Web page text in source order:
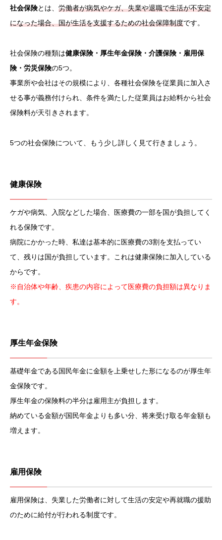
社会保険とは、 労働者が病気やケガ、失業や退職で生活が不安定
になった場合、国が生活を支援するための社会保障制度です。
社会保険の種類は健康保険・厚生年金保険・介護保険・雇用保
険・労災保険の5つ。
事業所や会社はその規模により、各種社会保険を従業員に加入さ
せる事が義務付けられ、条件を満たした従業員はお給料から社会
保険料が天引きされます。
5つの社会保険について、もう少し詳しく見て行きましょう。
健康保険
ケガや病気、入院などした場合、医療費の一部を国が負担してく
れる保険です。
病院にかかった時、私達は基本的に医療費の3割を支払ってい
て、残りは国が負担しています。これは健康保険に加入している
からです。
※自治体や年齢、疾患の内容によって医療費の負担額は異なりま
す。
厚生年金保険
基礎年金である国民年金に金額を上乗せした形になるのが厚生年
金保険です。
厚生年金の保険料の半分は雇用主が負担します。
納めている金額が国民年金よりも多い分、将来受け取る年金額も
増えます。
雇用保険
雇用保険は、失業した労働者に対して生活の安定や再就職の援助
のために給付が行われる制度です。